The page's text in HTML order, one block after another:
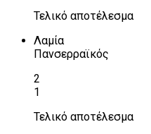
Τελικό αποτέλεσμα
Λαμία
Πανσερραϊκός
2
1
Τελικό αποτέλεσμα